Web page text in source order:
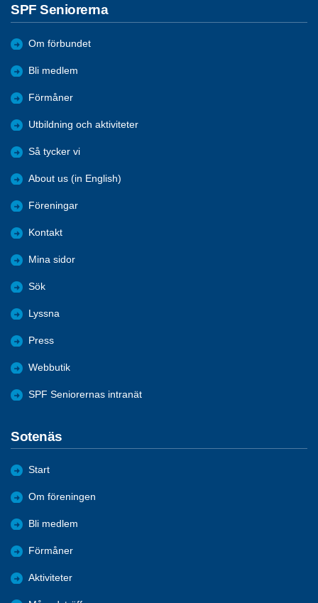
SPF Seniorerna
Om förbundet
Bli medlem
Förmåner
Utbildning och aktiviteter
Så tycker vi
About us (in English)
Föreningar
Kontakt
Mina sidor
Sök
Lyssna
Press
Webbutik
SPF Seniorernas intranät
Sotenäs
Start
Om föreningen
Bli medlem
Förmåner
Aktiviteter